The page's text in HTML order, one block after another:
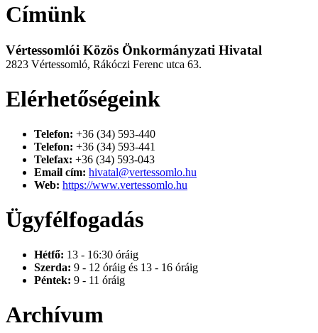
Címünk
Vértessomlói Közös Önkormányzati Hivatal
2823 Vértessomló, Rákóczi Ferenc utca 63.
Elérhetőségeink
Telefon: +36 (34) 593-440
Telefon: +36 (34) 593-441
Telefax: +36 (34) 593-043
Email cím: hivatal@vertessomlo.hu
Web: https://www.vertessomlo.hu
Ügyfélfogadás
Hétfő: 13 - 16:30 óráig
Szerda: 9 - 12 óráig és 13 - 16 óráig
Péntek: 9 - 11 óráig
Archívum